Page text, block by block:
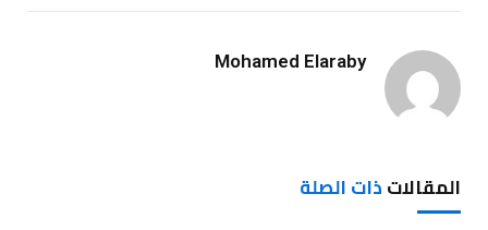
Mohamed Elaraby
المقالاتذات الصلة